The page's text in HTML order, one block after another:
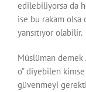
edilebiliyorsa da
ise bu rakam olsa
yansıtıyor olabilir.
Müslüman demek
o” diyebilen
güvenmeyi